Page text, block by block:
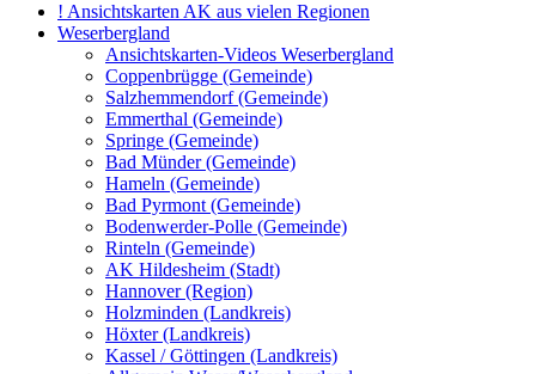
! Ansichtskarten AK aus vielen Regionen
Weserbergland
Ansichtskarten-Videos Weserbergland
Coppenbrügge (Gemeinde)
Salzhemmendorf (Gemeinde)
Emmerthal (Gemeinde)
Springe (Gemeinde)
Bad Münder (Gemeinde)
Hameln (Gemeinde)
Bad Pyrmont (Gemeinde)
Bodenwerder-Polle (Gemeinde)
Rinteln (Gemeinde)
AK Hildesheim (Stadt)
Hannover (Region)
Holzminden (Landkreis)
Höxter (Landkreis)
Kassel / Göttingen (Landkreis)